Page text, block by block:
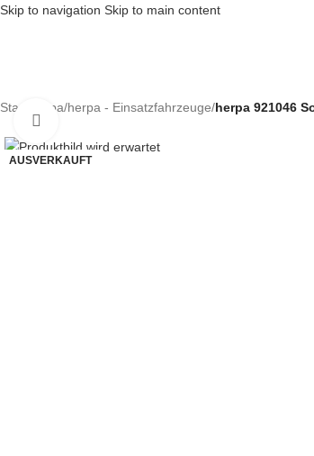
Skip to navigation Skip to main content
Start herpa/herpa - Einsatzfahrzeuge/herpa 921046
AUSVERKAUFT